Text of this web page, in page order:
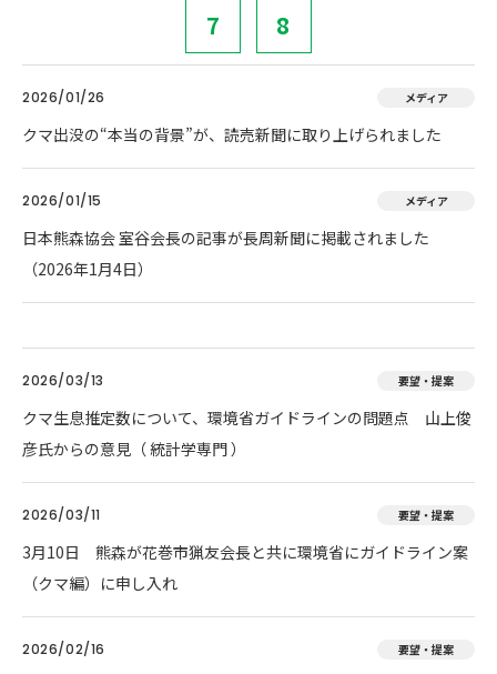
7 8
2026/01/26 メディア
クマ出没の“本当の背景”が、読売新聞に取り上げられました
2026/01/15 メディア
日本熊森協会 室谷会長の記事が長周新聞に掲載されました
（2026年1月4日）
2026/03/13 要望・提案
クマ生息推定数について、環境省ガイドラインの問題点 山上俊
彦氏からの意見（ 統計学専門 ）
2026/03/11 要望・提案
3月10日 熊森が花巻市猟友会長と共に環境省にガイドライン案
（クマ編）に申し入れ
2026/02/16 要望・提案